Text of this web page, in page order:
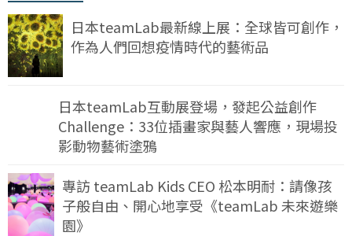
日本teamLab最新線上展：全球皆可創作，
作為人們回想疫情時代的藝術品
日本teamLab互動展登場，發起公益創作
Challenge：33位插畫家與藝人響應，現場投
影動物藝術塗鴉
專訪 teamLab Kids CEO 松本明耐：請像孩
子般自由、開心地享受《teamLab 未來遊樂
園》